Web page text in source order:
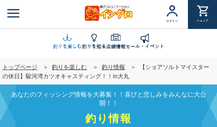
ン
ツ
移
動
ログイン ショップ
釣りを楽しむ釣りを知る店舗情報セール・イベント
トップページ 釣りを楽しむ 釣り情報
【ショアソルトマイスター
の休日】駿河湾カツオキャスティング！！in大丸
あなたのフィッシング情報を大募集！！喜びと悲しみをみんなに大公
開！！
釣り情報